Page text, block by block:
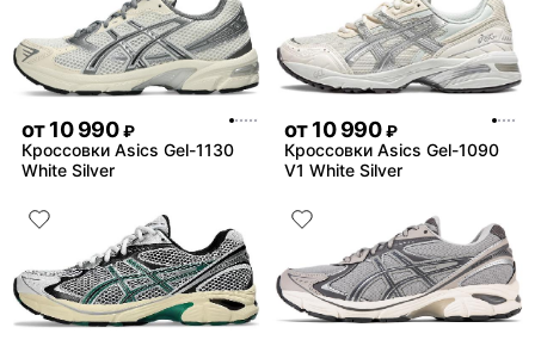
от10 990 ₽
Кроссовки Asics Gel-1130
White Silver
от10 990 ₽
Кроссовки Asics Gel-1090
V1 White Silver